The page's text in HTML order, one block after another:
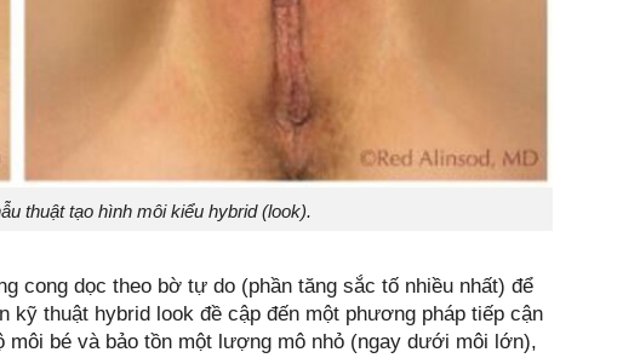
thuật tạo hình môi kiểu hybrid (look).
cong dọc theo bờ tự do (phần tăng sắc tố nhiều nhất) để
kỹ thuật hybrid look đề cập đến một phương pháp tiếp cận
bé và bảo tồn một lượng mô nhỏ (ngay dưới môi lớn),